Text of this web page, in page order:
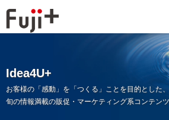
Idea4U+
お客様の「感動」を「つくる」ことを目的とした、
旬の情報満載の販促・マーケティング系コンテンツ